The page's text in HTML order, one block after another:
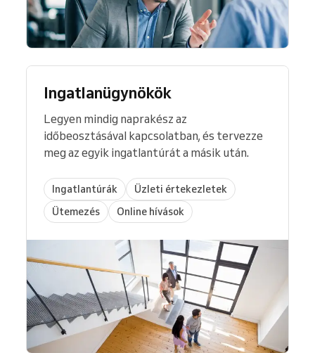
Ingatlanügynökök
Legyen mindig naprakész az
időbeosztásával kapcsolatban, és tervezze
meg az egyik ingatlantúrát a másik után.
Ingatlantúrák
Üzleti értekezletek
Ütemezés
Online hívások